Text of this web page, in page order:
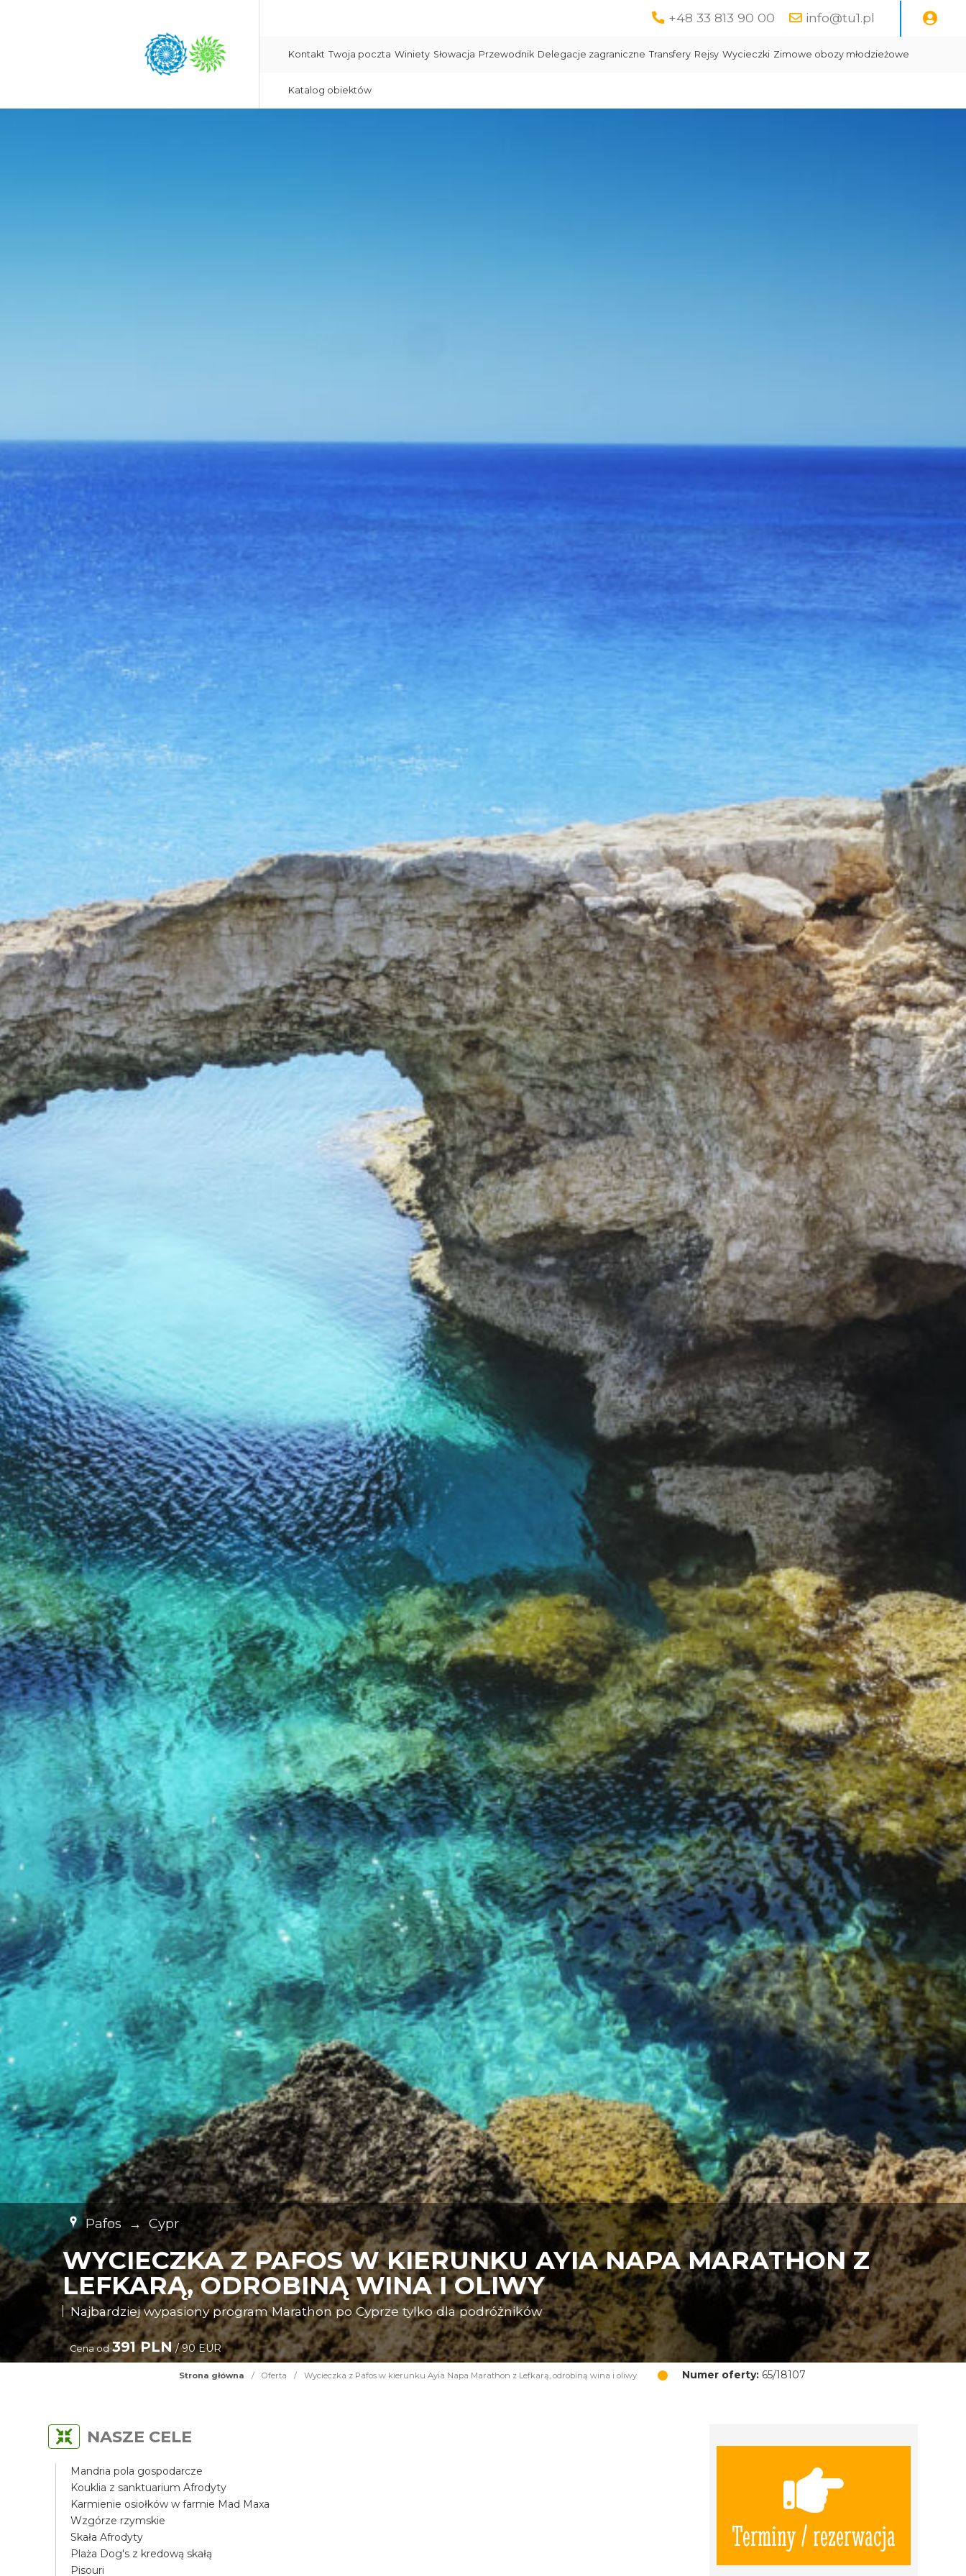
+48 33 813 90 00 info@tu1.pl
Kontakt Twoja poczta Winiety Słowacja Przewodnik Delegacje zagraniczne Transfery Rejsy Wycieczki Zimowe obozy młodzieżowe
Katalog obiektów
Pafos → Cypr
WYCIECZKA Z PAFOS W KIERUNKU AYIA NAPA MARATHON Z
LEFKARĄ, ODROBINĄ WINA I OLIWY
Najbardziej wypasiony program Marathon po Cyprze tylko dla podróżników
Cena od 391 PLN/ 90 EUR
Strona główna / Oferta / Wycieczka z Pafos w kierunku Ayia Napa Marathon z Lefkarą, odrobiną wina i oliwy Numer oferty:65/18107
Terminy / rezerwacja
NASZE CELE
Mandria pola gospodarcze
Kouklia z sanktuarium Afrodyty
Karmienie osiołków w farmie Mad Maxa
Wzgórze rzymskie
Skała Afrodyty
Plaża Dog's z kredową skałą
Pisouri